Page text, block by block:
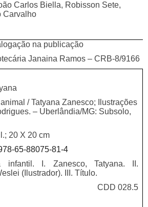
Carlos Biella, Robisson Sete,
Carvalho
na publicação
Janaina Ramos – CRB-8/9166
/ Tatyana Zanesco; Ilustrações
– Uberlândia/MG: Subsolo,
20 X 20 cm
65-88075-81-4
infantil. I. Zanesco, Tatyana. II.
(Ilustrador). III. Título.
CDD 028.5